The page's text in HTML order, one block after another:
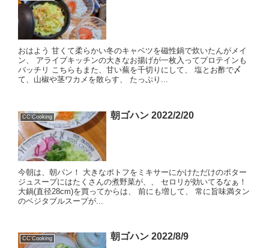
おはよう 甘くて柔らかい冬のキャベツを磁性鍋で炊いたんがメイ
ン、 アライブキッチンの大きなお揚げが一枚入ってプロテインも
バッチリ こちらもまた、甘い蕪を千切りにして、 塩とお酢で〆
て、山椒や茎ワカメを散らす、 たっぷり...
CC'Cooking 朝ゴハン 2022/2/20
今朝は、朝パン！ 大きなポトフをミキサーにかけただけのポター
ジュスープにはたくさんの煮野菜が、、 セロリが効いてるなぁ！
大鍋(直径28cm)を買ってからは、 前にも増して、 常に旨味満タン
のベジタブルスープが...
CC'Cooking 朝ゴハン 2022/8/9